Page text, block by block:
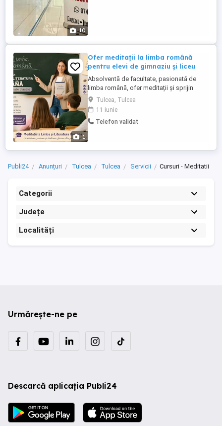
10
1
Ofer meditații la limba română
pentru elevi de gimnaziu și liceu
Absolventă de facultate, pasionată de
limba română, ofer meditații și sprijin
educațional pentru elevi de clasele I XII,
doar fizic. Clasele I IV îi ajut pe cei mici la
teme, le explic cu răbdare ceea ce nu au
înțeles în clasă și le ofer suport pentru
Tulcea, Tulcea
11 iunie
Telefon validat
Publi24 Anunțuri Tulcea Tulcea Servicii Cursuri - Meditatii
Categorii
Județe
Localități
Urmărește-ne pe
Descarcă aplicația Publi24